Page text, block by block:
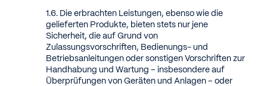
Die erbrachten Leistungen, ebenso wie die
gelieferten Produkte, bieten stets nur jene
Sicherheit, die auf Grund von
Zulassungsvorschriften, Bedienungs- und
Betriebsanleitungen oder sonstigen Vorschriften zur
Handhabung und Wartung – insbesondere auf
Überprüfungen von Geräten und Anlagen – oder